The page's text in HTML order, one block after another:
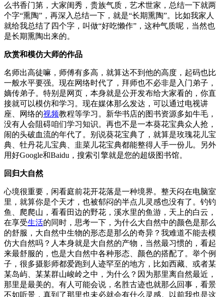
么书香门第，大家闺秀，贵族气质，艺术世家，总结一下就两
个字“熏陶”，再深入总结一下，就是“长期熏陶”。比如我家人
就给我总结了四个字，叫做“好吃懒作”，这种气质呢，当然也
是长期熏陶出来的。
欣赏和模仿大师的作品
名师出高徒嘛，师傅有多高，就算达不到他的高度，起码也比
一般水平要强。现在网络时代了，拜师也不必非是入门弟子，
嫡传弟子。特别是网页，本身就是公开发布给大家看的，你直
接就可以模仿和学习。现在媒体那么发达，可以通过电视讲
座、网络的视频教程等学习。新华书店的图书资源多如牛毛，
没有人会阻碍咱们学习知识。再也不是一本葵花宝典众人抢，
闹的头破血流的年代了。别说葵花宝典了，就算是玫瑰花儿宝
典、牡丹花儿宝典、韭菜儿花宝典都能整得人手一份儿。另外
用好Google和Baidu，搜索引擎就是您的超级图书馆。
回归大自然
心境很重要，闲看庭前花开花落是一种境界。整天闷在电脑室
里，就算你是个天才，也被郁闷的半点儿灵感也没有了。钓钓
鱼、爬爬山，看看田边的野花，溪水里的鱼游，天上的白云，
在享受生活的同时，思考一下，为什么大自然中的颜色是那么
的舒服，大自然中生物的形态是那么的奇异？我难道不能去模
仿大自然吗？人本身就是大自然的产物，当然最习惯的，看起
来最舒服的，也是大自然中各种形态、颜色的搭配了。举个例
子，很多摄影师都爱跑到人迹罕至的地方，比如西藏、或者某
某岛屿、某某群山峻岭之中，为什么？因为那里离自然最近，
那里是最美的。有人可能会说，名胜古迹也就那么回事，看景
不如听景，真到了那里也未必就会有什么灵感。以前我也是这